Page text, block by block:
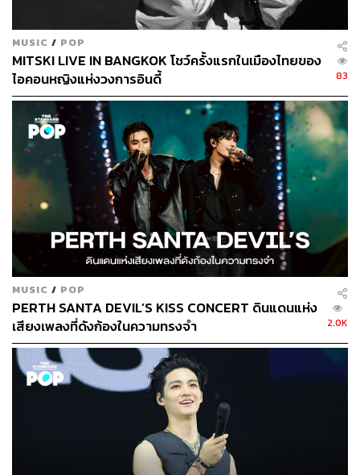
MUSIC / POP
MITSKI LIVE IN BANGKOK โชว์ครั้งแรกในเมืองไทยของ
ไอคอนหญิงแห่งวงการอินดี้
83
MUSIC / POP
PERTH SANTA DEVIL’S KISS CONCERT ดินแดนแห่ง
เสียงเพลงที่ดังก้องในความทรงจำ
2.0K